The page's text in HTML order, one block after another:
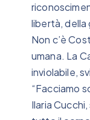
libertà, della
Non c’è
umana. La
inviolabile,
“Facciamo
Ilaria